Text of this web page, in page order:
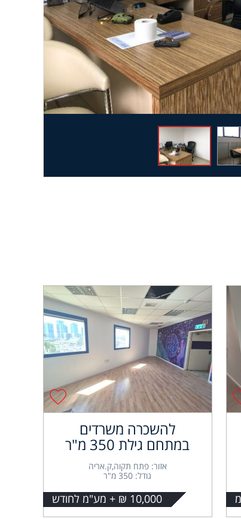
להשכרה משרדים
במתחם גילת 350 מ"ר
אזור: פתח תקוה,ק.אריה
גודל: 350 מ"ר
10,000 ₪ + מע"מ לחודש